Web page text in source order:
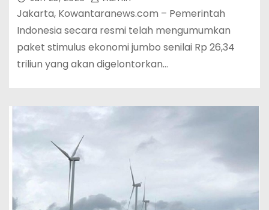
Jakarta, Kowantaranews.com – Pemerintah
Indonesia secara resmi telah mengumumkan
paket stimulus ekonomi jumbo senilai Rp 26,34
triliun yang akan digelontorkan…